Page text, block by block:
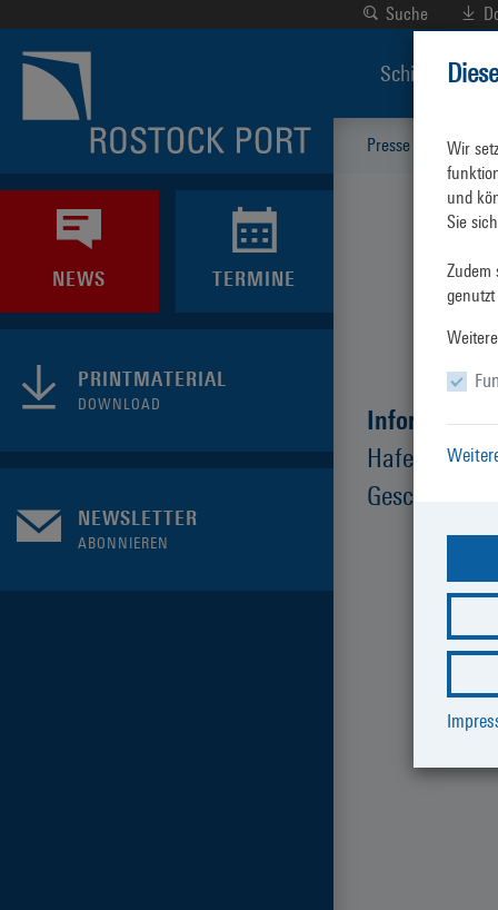
NEWS TERMINE
PRINTMATERIAL
DOWNLOAD
NEWSLETTER
ABONNIEREN
Presse & News
Hafen und
Geschehnisse
Suche
Schiffsverkehr
Wir
und
Sie
Zudem